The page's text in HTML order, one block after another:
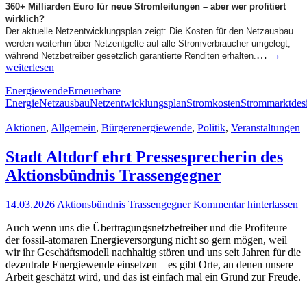
360+ Mil­li­ar­den Euro für neue Strom­lei­tun­gen – aber wer pro­fi­tiert
wirklich?
Der aktu­el­le Netz­ent­wick­lungs­plan zeigt: Die Kos­ten für den Netz­aus­bau
wer­den wei­ter­hin über Netz­ent­gel­te auf alle Strom­ver­brau­cher umge­legt,
wäh­rend Netz­be­trei­ber gesetz­lich garan­tier­te Ren­di­ten erhal­ten.… →
wei­ter­le­sen
EnergiewendeErneuerbare
EnergieNetzausbauNetzentwicklungsplanStromkosten
Aktionen, Allgemein, Bürgerenergiewende, Politik, Veranstaltungen
Stadt Alt­dorf ehrt Pres­se­spre­che­rin des
Akti­ons­bünd­nis Trassengegner
14.03.2026 Aktionsbündnis Trassengegner Kommentar hinterlassen
Auch wenn uns die Über­tra­gungs­netz­be­trei­ber und die Pro­fi­teu­re
der fos­­sil-ato­­ma­­ren Ener­gie­ver­sor­gung nicht so gern mögen, weil
wir ihr Geschäfts­mo­dell nach­hal­tig stö­ren und uns seit Jah­ren für die
dezen­tra­le Ener­gie­wen­de ein­set­zen – es gibt Orte, an denen unse­re
Arbeit geschätzt wird, und das ist ein­fach mal ein Grund zur Freude.